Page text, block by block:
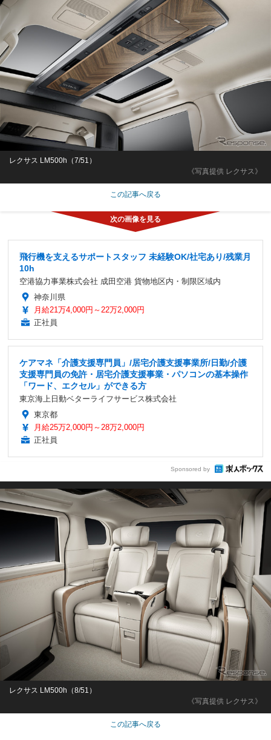
《写真提供 レクサス》
レクサス LM500h（7/51）
この記事へ戻る
飛行機を支えるサポートスタッフ 未経験OK/社宅あり/残業月
10h
空港協力事業株式会社 成田空港 貨物地区内・制限区域内
神奈川県
月給21万4,000円～22万2,000円
正社員
ケアマネ「介護支援専門員」/居宅介護支援事業所/日勤/介護
支援専門員の免許・居宅介護支援事業・パソコンの基本操作
「ワード、エクセル」ができる方
東京海上日動ベターライフサービス株式会社
東京都
月給25万2,000円～28万2,000円
正社員
Sponsored by
《写真提供 レクサス》
レクサス LM500h（8/51）
この記事へ戻る